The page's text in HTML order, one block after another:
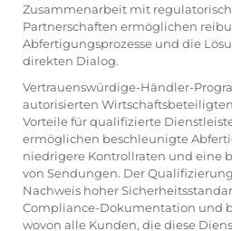
Zusammenarbeit mit
Partnerschaften ermöglichen
Abfertigungsprozesse und die
direkten Dialog.
Vertrauenswürdige-Händler-
autorisierten
Vorteile für qualifizierte
ermöglichen beschleunigte
niedrigere Kontrollraten und eine
von Sendungen. Der
Nachweis hoher
Compliance-Dokumentation und
wovon alle Kunden, die diese